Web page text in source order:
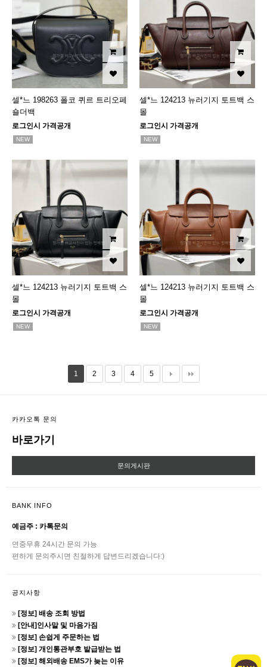
셀*느 198263 폴코 퀴르 트리오페
숄더백
로그인시 가격공개
NEW
셀*느 124213 뉴러기지 토트백 스
몰
로그인시 가격공개
NEW
셀*느 124213 뉴러기지 토트백 스
몰
로그인시 가격공개
NEW
셀*느 124213 뉴러기지 토트백 스
몰
로그인시 가격공개
NEW
1 2 3 4 5
카카오톡 문의
바로가기
문의게시판
BANK INFO
예금주 : 카톡문의
연중무휴 24시간 문의 가능
편하게 문의주시면 친절하게 답변드리겠습니다:)
공지사항
[정보] 배송 조회 방법
[안내]인사말 및 마음가짐
[정보] 손쉽게 주문하는 법
[정보] 개인통관부호 발급받는 법
[정보] 해외배송 EMS가 늦는 이유